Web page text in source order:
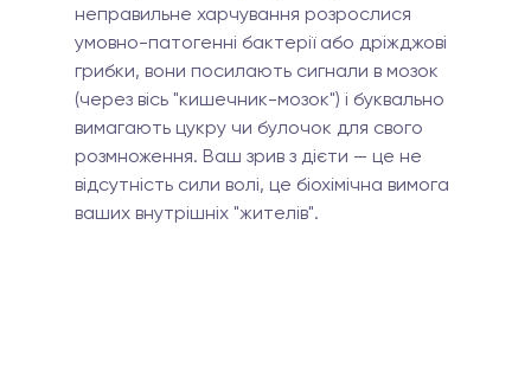
неправильне харчування розрослися
умовно-патогенні бактерії або дріжджові
грибки, вони посилають сигнали в мозок
(через вісь "кишечник-мозок") і буквально
вимагають цукру чи булочок для свого
розмноження. Ваш зрив з дієти — це не
відсутність сили волі, це біохімічна вимога
ваших внутрішніх "жителів".